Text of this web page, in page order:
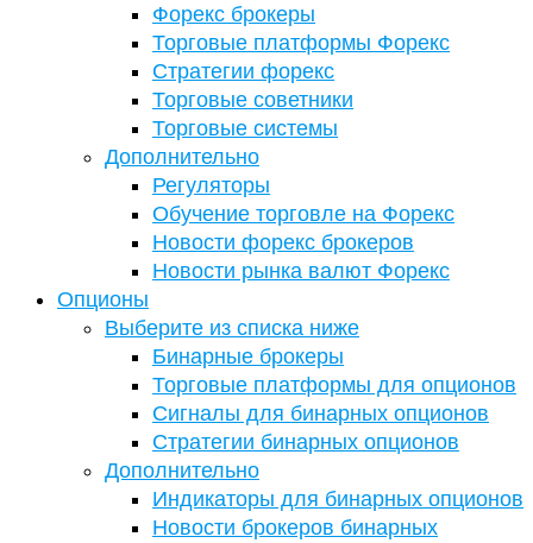
Форекс брокеры
Торговые платформы Форекс
Стратегии форекс
Торговые советники
Торговые системы
Дополнительно
Регуляторы
Обучение торговле на Форекс
Новости форекс брокеров
Новости рынка валют Форекс
Опционы
Выберите из списка ниже
Бинарные брокеры
Торговые платформы для опционов
Сигналы для бинарных опционов
Стратегии бинарных опционов
Дополнительно
Индикаторы для бинарных опционов
Новости брокеров бинарных